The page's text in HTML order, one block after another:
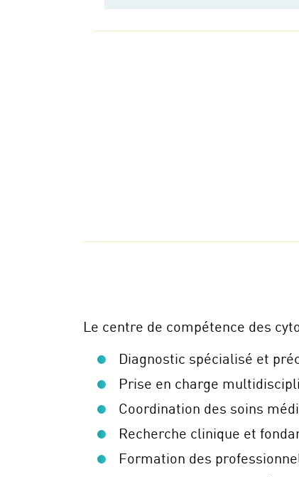
Le centre de compétence des
Diagnostic spécialisé et
Prise en charge
Coordination des soins
Recherche clinique et
Formation des